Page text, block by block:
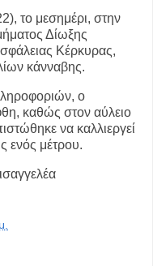
το μεσημέρι, στην
Δίωξης
Κέρκυρας,
κάνναβης.
ο
καθώς στον αύλειο
να καλλιεργεί
ενός μέτρου.